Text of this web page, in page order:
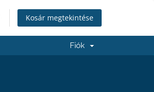
Kosár megtekintése
Fiók